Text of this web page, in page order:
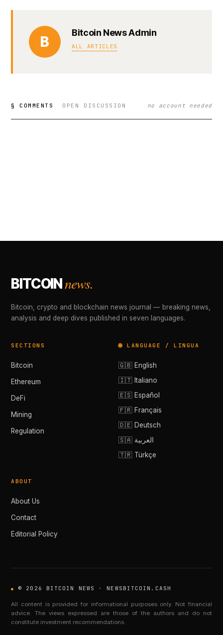
B
Bitcoin News Admin
ALL ARTICLES
§ COMMENTS OPEN DISCUSSION no account needed
BITCOINnews.
Bitcoin, crypto and blockchain news journal — breaking news,
analysis and deep dives published in seven languages.
SECTIONS
Bitcoin
Ethereum
DeFi
Mining
Regulation
🌐 LANGUAGE / LINGUA
🇬🇧 English
🇮🇹 Italiano
🇪🇸 Español
🇫🇷 Français
🇩🇪 Deutsch
🇸🇦 العربية
🇹🇷 Türkçe
ABOUT
About Us
Contact
Editorial Policy
© 2026 BITCOIN NEWS · NEWSBITCOIN.CASH
All content is provided for informational purposes only. Not financial
advice. The views expressed are those of the authors and do not
constitute investment recommendations.